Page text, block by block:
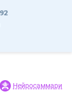
Нейросаммари